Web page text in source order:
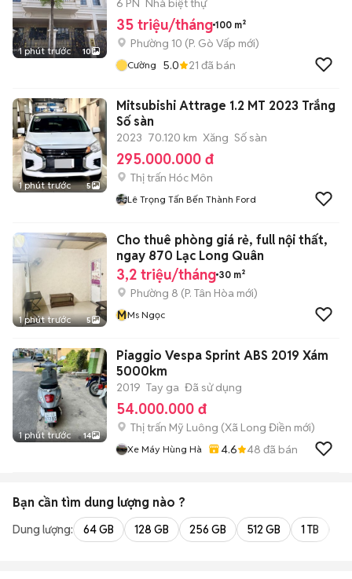
1 phút trước 10
6 PN Nhà biệt thự
35 triệu/tháng 100 m²
Phường 10 (P. Gò Vấp mới)
Cường 5.0 21 đã bán
1 phút trước 5
Mitsubishi Attrage 1.2 MT 2023 Trắng
Số sàn
2023 70.120 km Xăng Số sàn
295.000.000 đ
Thị trấn Hóc Môn
Lê Trọng Tấn Bến Thành Ford
1 phút trước 5
Cho thuê phòng giá rẻ, full nội thất,
ngay 870 Lạc Long Quân
3,2 triệu/tháng 30 m²
Phường 8 (P. Tân Hòa mới)
MMs Ngọc
1 phút trước 14
Piaggio Vespa Sprint ABS 2019 Xám
5000km
2019 Tay ga Đã sử dụng
54.000.000 đ
Thị trấn Mỹ Luông (Xã Long Điền mới)
Xe Máy Hùng Hà 4.6 48 đã bán
Bạn cần tìm dung lượng nào ?
Dung lượng: 64 GB 128 GB 256 GB 512 GB 1 TB